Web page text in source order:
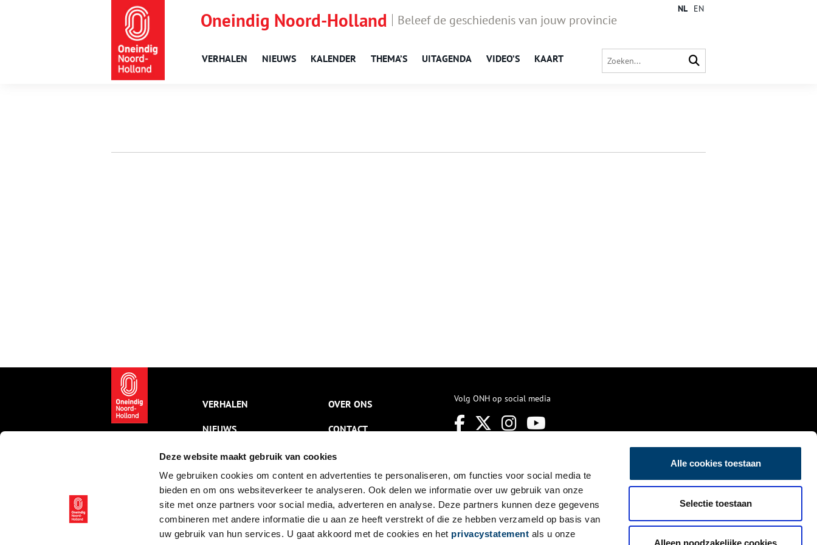
Deze website maakt gebruik van cookies
We gebruiken cookies om content en advertenties te personaliseren, om functies voor social media te
bieden en om ons websiteverkeer te analyseren. Ook delen we informatie over uw gebruik van onze
site met onze partners voor social media, adverteren en analyse. Deze partners kunnen deze gegevens
combineren met andere informatie die u aan ze heeft verstrekt of die ze hebben verzameld op basis van
uw gebruik van hun services. U gaat akkoord met de cookies en het privacystatement als u onze
Alle cookies toestaan
Selectie toestaan
Alleen noodzakelijke cookies
Oneindig Noord-Holland Beleef de geschiedenis van jouw provincie
VERHALEN NIEUWS KALENDER THEMA’S UITAGENDA VIDEO’S KAART
NL EN
VERHALEN
NIEUWS
KALENDER
THEMA’S
ACTIVITEITEN
VIDEO’S
OVER ONS
CONTACT
NIEUWSBRIEF
DISCLAIMER
PRIVACY
TOEGANKELIJKHEID
Volg ONH op social media